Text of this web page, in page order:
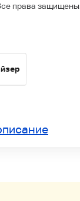
права защищены.